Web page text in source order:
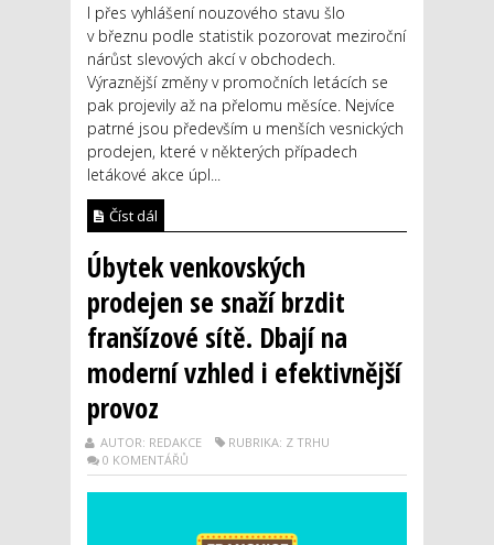
I přes vyhlášení nouzového stavu šlo
v březnu podle statistik pozorovat meziroční
nárůst slevových akcí v obchodech.
Výraznější změny v promočních letácích se
pak projevily až na přelomu měsíce. Nejvíce
patrné jsou především u menších vesnických
prodejen, které v některých případech
letákové akce úpl...
Číst dál
Úbytek venkovských
prodejen se snaží brzdit
franšízové sítě. Dbají na
moderní vzhled i efektivnější
provoz
AUTOR: REDAKCE
RUBRIKA: Z TRHU
0 KOMENTÁŘŮ